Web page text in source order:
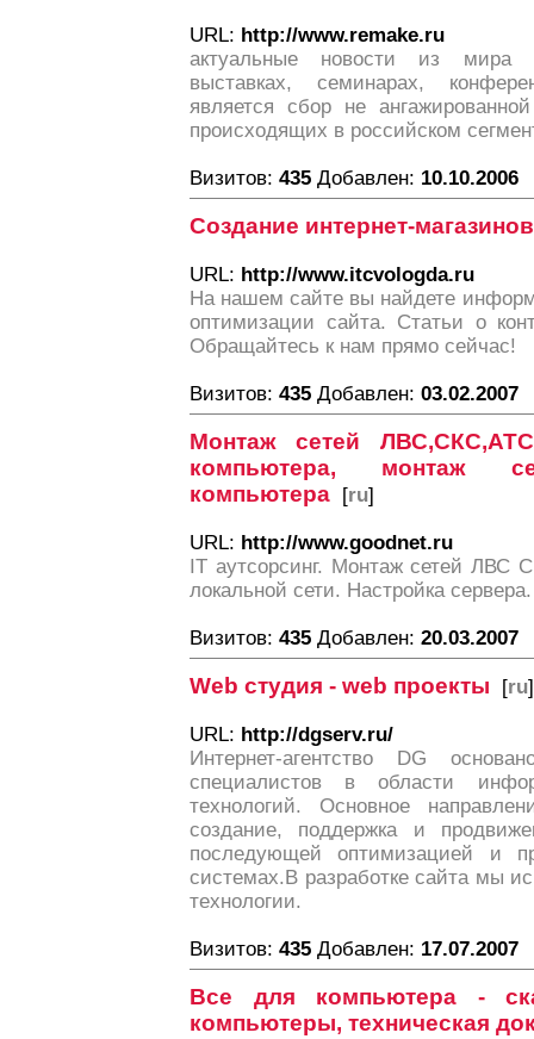
URL: http://www.remake.ru
актуальные новости из мира
выставках, семинарах,
является сбор не
происходящих в российском
Визитов: 435 Добавлен: 10.10.2006
Создание интернет-
URL: http://www.itcvologda.ru
На нашем сайте вы найдете
оптимизации сайта. Статьи о
Обращайтесь к нам прямо сейчас!
Визитов: 435 Добавлен: 03.02.2007
Монтаж сетей
компьютера, монтаж
компьютера [ru]
URL: http://www.goodnet.ru
IT аутсорсинг. Монтаж сетей ЛВС
локальной сети. Настройка сервера.
Визитов: 435 Добавлен: 20.03.2007
Web студия - web проекты [ru]
URL: http://dgserv.ru/
Интернет-агентство DG
специалистов в области
технологий. Основное
создание, поддержка и
последующей оптимизацией и
системах.В разработке сайта мы
технологии.
Визитов: 435 Добавлен: 17.07.2007
Все для компьютера -
компьютеры, техническая